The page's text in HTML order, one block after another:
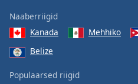
dialog
window.
Naaberriigid
Kanada
Mehhiko
Belize
Populaarsed riigid